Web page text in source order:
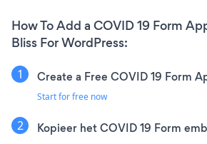
How To Add a COVID 19 Form
Bliss For WordPress:
Create a Free COVID 19 Form
Start for free now
Kopieer het COVID 19 Form